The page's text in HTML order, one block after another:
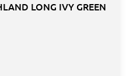
LONG IVY GREEN